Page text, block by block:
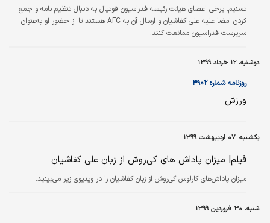
فدراسیون عریض و طویل نیست و باید شخص
مقتدرتری برای این سمت انتخاب شود. از همین‌رو
تسنیم: برخی اعضای هیئت رئیسه فدراسیون فوتیال به دنبال تنظیم نامه و جمع
کردن امضا علیه علی کفاشیان و ارسال آن به AFC هستند تا از حضور او به‌عنوان
سرپرست فدراسیون ممانعت کنند.
دوشنبه، ۱۲ خرداد ۱۳۹۹
روزنامه شماره ۴۹۰۲
ورزش
یکشنبه، ۰۷ اردیبهشت ۱۳۹۹
فیلم| میزان پاداش های کی‌روش از زبان علی کفاشیان
میزان پاداش‌های کارلوس کی‌روش از زبان کفاشیان را در ویدیوی زیر می‌بینید.
شنبه، ۳۰ فروردین ۱۳۹۹